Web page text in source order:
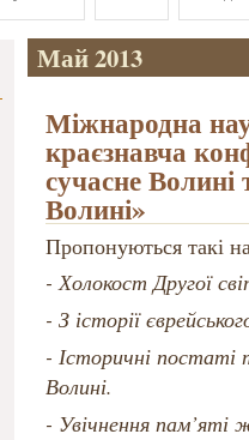
Май 2013
Міжнародна
краєзнавча
сучасне
Волині»
Пропонуються такі
- Холокост Другої
- З історії
- Історичні постаті
Волині.
- Увічнення пам’яті